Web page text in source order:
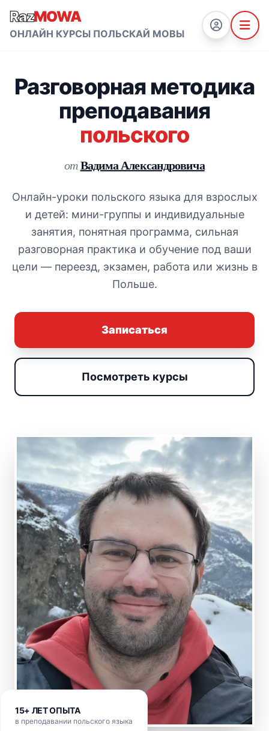
RazMOWA
ОНЛАЙН КУРСЫ ПОЛЬСКАЙ МОВЫ
Разговорная методика
преподавания
польского
отВадима Александровича
Онлайн-уроки польского языка для взрослых
и детей: мини-группы и индивидуальные
занятия, понятная программа, сильная
разговорная практика и обучение под ваши
цели — переезд, экзамен, работа или жизнь в
Польше.
Записаться
Посмотреть курсы
15+ ЛЕТ ОПЫТА
в преподавании польского языка